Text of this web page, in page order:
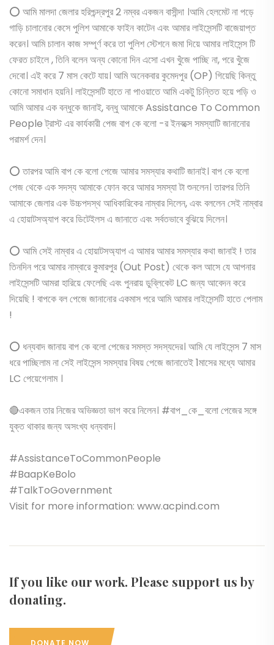
⭕ আমি মালদা জেলার হরিশ্চন্দ্রপুর 2 নম্বর একজন বাসীন্দা ।আমি হেলমেট না পড়ে
গাড়ি চালানোর কেসে পুলিশ আমাকে ফাইন কাটেন এবং আমার লাইসেন্সটি বাজেয়াপ্ত
করেন। আমি চালান কাজ সম্পূর্ণ করে তা পুলিশ স্টেশনে জমা দিয়ে আমার লাইসেন্স টি
ফেরত চাইলে , তিনি বলেন অন্য কোনো দিন এসো এখন খুঁজে পাচ্ছি না, পরে খুঁজে
দেবো। এই করে 7 মাস কেটে যায়। আমি অনেকবার কুমেদপুর (OP) গিয়েছি কিন্তু
কোনো সমাধান হয়নি। লাইসেন্সটি হাতে না পাওয়াতে আমি একটু চিন্তিত হয়ে পড়ি ও
আমি আমার এক বন্ধুকে জানাই, বন্ধু আমাকে Assistance To Common
People ট্রাস্ট এর কার্যকারী পেজ বাপ কে বলো -র ইনবক্সে সমস্যাটি জানানোর
পরামর্শ দেন।
⭕ তারপর আমি বাপ কে বলো পেজে আমার সমস্যার কথাটি জানাই। বাপ কে বলো
পেজ থেকে এক সদস্য আমাকে ফোন করে আমার সমস্যা টা শুনলেন। তারপর তিনি
আমাকে জেলার এক উচ্চপদস্থ আধিকারিকের নাম্বার দিলেন, এবং বললেন সেই নাম্বার
এ হোয়াটসঅ্যাপ করে ডিটেইলস এ জানাতে এবং সর্বতভাবে বুঝিয়ে দিলেন।
⭕ আমি সেই নাম্বার এ হোয়াটসঅ্যাপ এ আমার আমার সমস্যার কথা জানাই ! তার
তিনদিন পরে আমার নাম্বারে কুমারপুর (Out Post) থেকে কল আসে যে আপনার
লাইসেন্সটি আমরা হারিয়ে ফেলেছি এবং পুনরায় ডুব্লিকেট LC জন্য আবেদন করে
দিয়েছি ! বাপকে বল পেজে জানানোর একমাস পরে আমি আমার লাইসেন্সটি হাতে পেলাম
!
⭕ ধন্যবাদ জানায় বাপ কে বলো পেজের সমস্ত সদস্যদের। আমি যে লাইসেন্স 7 মাস
ধরে পাচ্ছিলাম না সেই লাইসেন্স সমস্যার বিষয় পেজে জানাতেই 1মাসের মধ্যে আমার
LC পেয়েগেলাম ।
🔴একজন তার নিজের অভিজ্ঞতা ভাগ করে নিলেন। #বাপ_কে_বলো পেজের সঙ্গে
যুক্ত থাকার জন্য অসংখ্য ধন্যবাদ।
#AssistanceToCommonPeople
#BaapKeBolo
#TalkToGovernment
Visit for more information: www.acpind.com
If you like our work. Please support us by
donating.